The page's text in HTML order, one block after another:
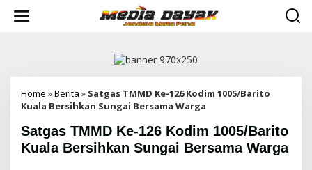
Home »Berita » Satgas TMMD Ke-126 Kodim 1005/Barito
Kuala Bersihkan Sungai Bersama Warga
Satgas TMMD Ke-126 Kodim 1005/Barito
Kuala Bersihkan Sungai Bersama Warga